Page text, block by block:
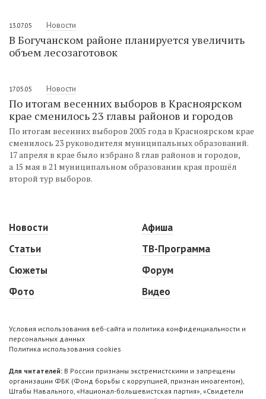
13.07.05 Новости
В Богучанском районе планируется увеличить
объем лесозаготовок
17.05.05 Новости
По итогам весенних выборов в Красноярском
крае сменилось 23 главы районов и городов
По итогам весенних выборов 2005 года в Красноярском крае
сменилось 23 руководителя муниципальных образований.
17 апреля в крае было избрано 8 глав районов и городов,
а 15 мая в 21 муниципальном образовании края прошёл
второй тур выборов.
Новости
Статьи
Сюжеты
Фото
Афиша
ТВ-Программа
Форум
Видео
Условия использования веб-сайта и политика конфиденциальности и
персональных данных
Политика использования cookies
Для читателей: В России признаны экстремистскими и запрещены
организации ФБК (Фонд борьбы с коррупцией, признан иноагентом),
Штабы Навального, «Национал-большевистская партия», «Свидетели